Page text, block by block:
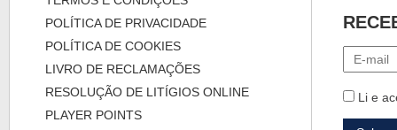
POLÍTICA DE PRIVACIDADE
POLÍTICA DE COOKIES
LIVRO DE RECLAMAÇÕES
RESOLUÇÃO DE LITÍGIOS ONLINE
PLAYER POINTS
Li e